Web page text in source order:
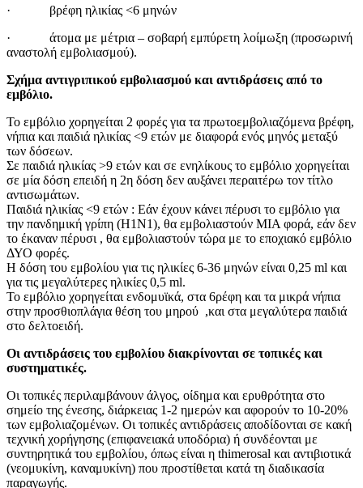
· βρέφη ηλικίας <6 μηνών
· άτομα με μέτρια – σοβαρή εμπύρετη λοίμωξη (προσωρινή
αναστολή εμβολιασμού).
Σχήμα αντιγριπικού εμβολιασμού και αντιδράσεις από το
εμβόλιο.
Το εμβόλιο χορηγείται 2 φορές για τα πρωτοεμβολιαζόμενα βρέφη,
νήπια και παιδιά ηλικίας <9 ετών με διαφορά ενός μηνός μεταξύ
των δόσεων.
Σε παιδιά ηλικίας >9 ετών και σε ενηλίκους το εμβόλιο χορηγείται
σε μία δόση επειδή η 2η δόση δεν αυξάνει περαιτέρω τον τίτλο
αντισωμάτων.
Παιδιά ηλικίας <9 ετών : Εάν έχουν κάνει πέρυσι το εμβόλιο για
την πανδημική γρίπη (Η1Ν1), θα εμβολιαστούν ΜΙΑ φορά, εάν δεν
το έκαναν πέρυσι , θα εμβολιαστούν τώρα με το εποχιακό εμβόλιο
ΔΥΟ φορές.
Η δόση του εμβολίου για τις ηλικίες 6-36 μηνών είναι 0,25 ml και
για τις μεγαλύτερες ηλικίες 0,5 ml.
To εμβόλιο χορηγείται ενδομυϊκά, στα 6ρέφη και τα μικρά νήπια
στην προσθιοπλάγια θέση του μηρού ,και στα μεγαλύτερα παιδιά
στο δελτοειδή.
Οι αντιδράσεις του εμβολίου διακρίνονται σε τοπικές και
συστηματικές.
Οι τοπικές περιλαμβάνουν άλγος, οίδημα και ερυθρότητα στο
σημείο της ένεσης, διάρκειας 1-2 ημερών και αφορούν το 10-20%
των εμβολιαζομένων. Οι τοπικές αντιδράσεις αποδίδονται σε κακή
τεχνική χορήγησης (επιφανειακά υποδόρια) ή συνδέονται με
συντηρητικά του εμβολίου, όπως είναι η thimerosal και αντιβιοτι­κά
(νεομυκίνη, καναμυκίνη) που προστίθεται κατά τη διαδικασία
παραγωγής.